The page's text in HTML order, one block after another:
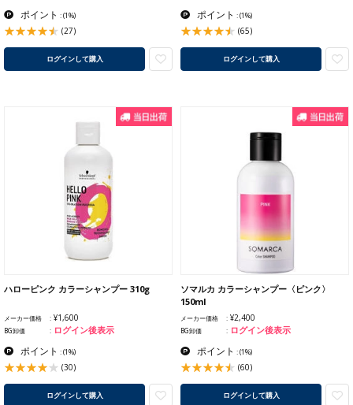
ポイント :(1%)
(27)
ログインして購入
ポイント :(1%)
(65)
ログインして購入
ハローピンク カラーシャンプー 310g
メーカー価格 ¥1,600
BG卸価 ログイン後表示
ポイント :(1%)
(30)
ログインして購入
ソマルカ カラーシャンプー〈ピンク〉
150ml
メーカー価格 ¥2,400
BG卸価 ログイン後表示
ポイント :(1%)
(60)
ログインして購入